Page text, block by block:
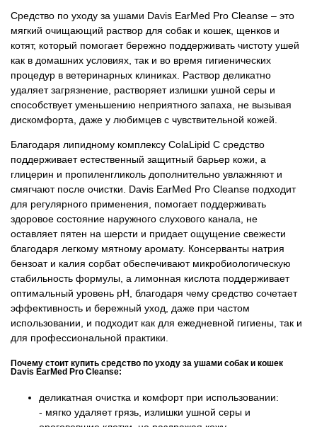
Средство по уходу за ушами Davis EarMed Pro Cleanse – это
мягкий очищающий раствор для собак и кошек, щенков и
котят, который помогает бережно поддерживать чистоту ушей
как в домашних условиях, так и во время гигиенических
процедур в ветеринарных клиниках. Раствор деликатно
удаляет загрязнение, растворяет излишки ушной серы и
способствует уменьшению неприятного запаха, не вызывая
дискомфорта, даже у любимцев с чувствительной кожей.
Благодаря липидному комплексу ColaLipid C средство
поддерживает естественный защитный барьер кожи, а
глицерин и пропиленгликоль дополнительно увлажняют и
смягчают после очистки. Davis EarMed Pro Cleanse подходит
для регулярного применения, помогает поддерживать
здоровое состояние наружного слухового канала, не
оставляет пятен на шерсти и придает ощущение свежести
благодаря легкому мятному аромату. Консерванты натрия
бензоат и калия сорбат обеспечивают микробиологическую
стабильность формулы, а лимонная кислота поддерживает
оптимальный уровень pH, благодаря чему средство сочетает
эффективность и бережный уход, даже при частом
использовании, и подходит как для ежедневной гигиены, так и
для профессиональной практики.
Почему стоит купить средство по уходу за ушами собак и кошек
Davis EarMed Pro Cleanse:
деликатная очистка и комфорт при использовании:
- мягко удаляет грязь, излишки ушной серы и